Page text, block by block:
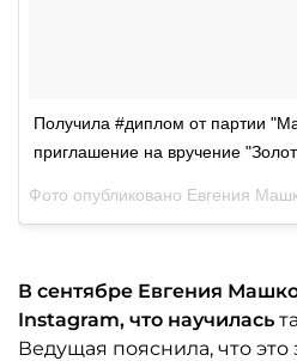
Получила #диплом от партии
приглашение на вручение
Фото опубликовано Евгения
В сентябре Евгения
Instagram, что научилась
Ведущая пояснила, что это